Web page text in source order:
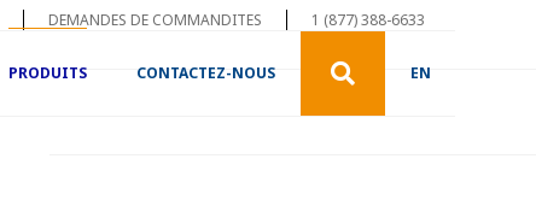
DEMANDES DE COMMANDITES 1 (877) 388-6633
PRODUITS CONTACTEZ-NOUS EN